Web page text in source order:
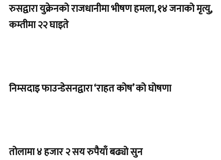
रुसद्वारा युक्रेनको राजधानीमा भीषण हमला, १४ जनाको मृत्यु,
कम्तीमा २२ घाइते
निम्सदाइ फाउन्डेसनद्वारा ‘राहत कोष’ को घोषणा
तोलामा ४ हजार २ सय रुपैयाँ बढ्यो सुन